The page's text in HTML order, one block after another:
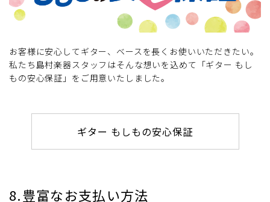
お客様に安心してギター、ベースを長くお使いいただきたい。
私たち島村楽器スタッフはそんな想いを込めて「ギター もし
もの安心保証」をご用意いたしました。
ギター もしもの安心保証
8.豊富なお支払い方法